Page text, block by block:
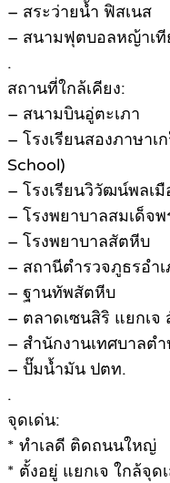
– สระว่ายน้ำ ฟิสเนส
– สนามฟุตบอลหญ้าเที
.
สถานที่ใกล้เคียง:
– สนามบินอู่ตะเภา
– โรงเรียนสองภาษาเ
School)
– โรงเรียนวิวัฒน์พลเมื
– โรงพยาบาลสมเด็จพ
– โรงพยาบาลสัตหีบ
– สถานีตำรวจภูธรอำ
– ฐานทัพสัตหีบ
– ตลาดเซนสิริ แยกเจ
– สำนักงานเทศบาลต
– ปั๊มน้ำมัน ปตท.
.
จุดเด่น:
* ทำเลดี ติดถนนใหญ่
* ตั้งอยู่ แยกเจ ใกล้จุด